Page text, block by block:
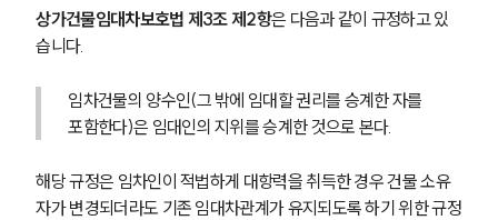
상가건물임대차보호법 제3조 제2항은 다음과 같이 규정하고 있
습니다.
임차건물의 양수인(그 밖에 임대할 권리를 승계한 자를
포함한다)은 임대인의 지위를 승계한 것으로 본다.
해당 규정은 임차인이 적법하게 대항력을 취득한 경우 건물 소유
자가 변경되더라도 기존 임대차관계가 유지되도록 하기 위한 규정